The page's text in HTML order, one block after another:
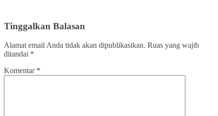
Tinggalkan Balasan
Alamat email Anda tidak akan dipublikasikan. Ruas yang wajib
ditandai *
Komentar *